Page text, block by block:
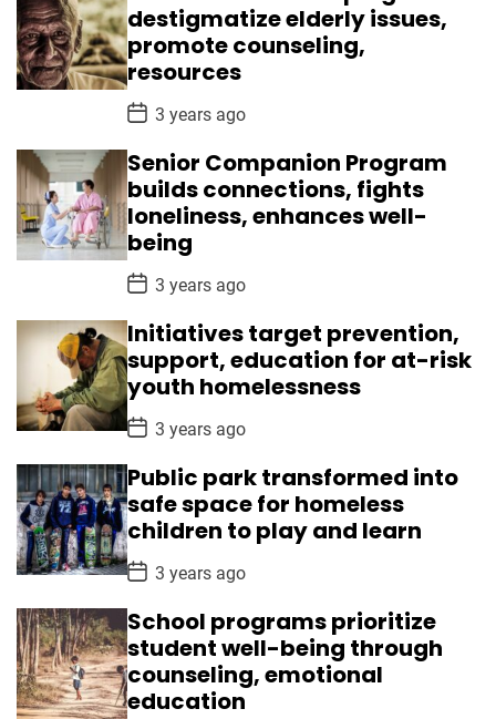
D
a
t
e
destigmatize elderly issues,
promote counseling,
resources
P
o
s
t
D
a
e
3 years ago
Senior Companion Program
builds connections, fights
loneliness, enhances well-
being
P
o
s
t
D
a
t
e
3 years ago
Initiatives target prevention,
support, education for at-risk
youth homelessness
P
o
s
t
D
a
t
e
3 years ago
Public park transformed into
safe space for homeless
children to play and learn
P
o
s
t
D
a
t
e
3 years ago
School programs prioritize
student well-being through
counseling, emotional
education